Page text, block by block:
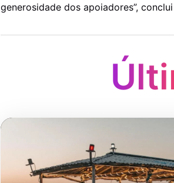
generosidade dos apoiadores”,